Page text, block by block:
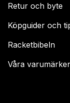
Retur och byte
Köpguider och
Racketbibeln
Våra